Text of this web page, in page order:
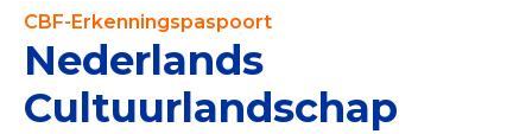
Publiek
Veilig geven met het CBF-keurmerk
CBF-Erkenningspaspoort
Nederlands
Cultuurlandschap